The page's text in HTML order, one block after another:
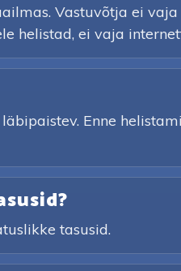
Vastuvõtja ei
helistad, ei vaja
Enne
tasusid.